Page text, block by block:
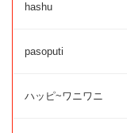
hashu
pasoputi
ハッピ~ワニワニ